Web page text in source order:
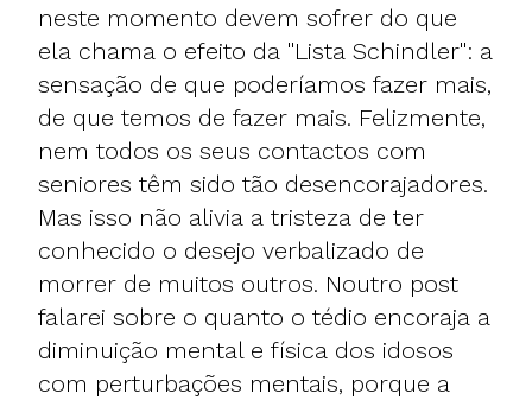
neste momento devem sofrer do que
ela chama o efeito da "Lista Schindler": a
sensação de que poderíamos fazer mais,
de que temos de fazer mais. Felizmente,
nem todos os seus contactos com
seniores têm sido tão desencorajadores.
Mas isso não alivia a tristeza de ter
conhecido o desejo verbalizado de
morrer de muitos outros. Noutro post
falarei sobre o quanto o tédio encoraja a
diminuição mental e física dos idosos
com perturbações mentais, porque a